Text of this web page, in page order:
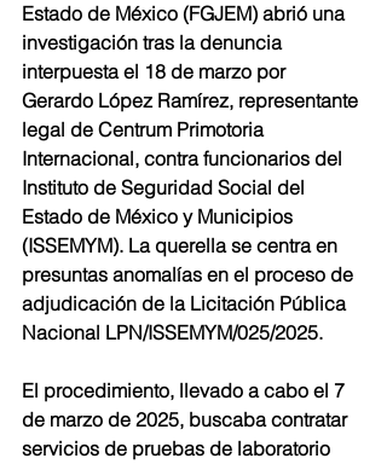
Estado de México (FGJEM) abrió una
investigación tras la denuncia
interpuesta el 18 de marzo por
Gerardo López Ramírez, representante
legal de Centrum Primotoria
Internacional, contra funcionarios del
Instituto de Seguridad Social del
Estado de México y Municipios
(ISSEMYM). La querella se centra en
presuntas anomalías en el proceso de
adjudicación de la Licitación Pública
Nacional LPN/ISSEMYM/025/2025.
El procedimiento, llevado a cabo el 7
de marzo de 2025, buscaba contratar
servicios de pruebas de laboratorio